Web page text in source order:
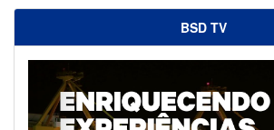
BSD TV